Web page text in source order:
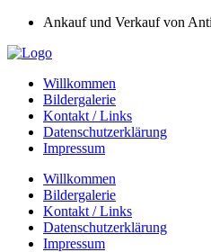
Ankauf und Verkauf von
Willkommen
Bildergalerie
Kontakt / Links
Datenschutzerklärung
Impressum
Willkommen
Bildergalerie
Kontakt / Links
Datenschutzerklärung
Impressum